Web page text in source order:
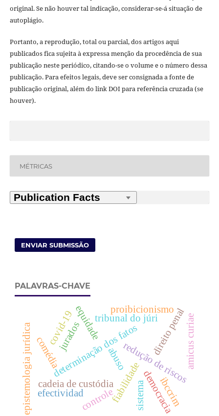
original. Se não houver tal indicação, considerar-se-á situação de
autoplágio.
Portanto, a reprodução, total ou parcial, dos artigos aqui
publicados fica sujeita à expressa menção da procedência de sua
publicação neste periódico, citando-se o volume e o número dessa
publicação. Para efeitos legais, deve ser consignada a fonte de
publicação original, além do link DOI para referência cruzada (se
houver).
MÉTRICAS
ENVIAR SUBMISSÃO
PALAVRAS-CHAVE
cadeia de custódiafiabilidade
determinação dos fatosredução de riscos
epistemologia jurídicacomédia direito penal
abuso
controle
tribunal do júri
jurados
democracia
proibicionismo
equidade
efectividad sistema
covid-19 amicus curiae
ibccrim